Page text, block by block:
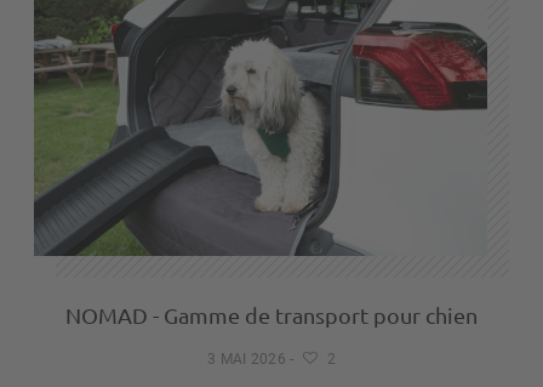
NOMAD - Gamme de transport pour chien
3 MAI 2026 - 2